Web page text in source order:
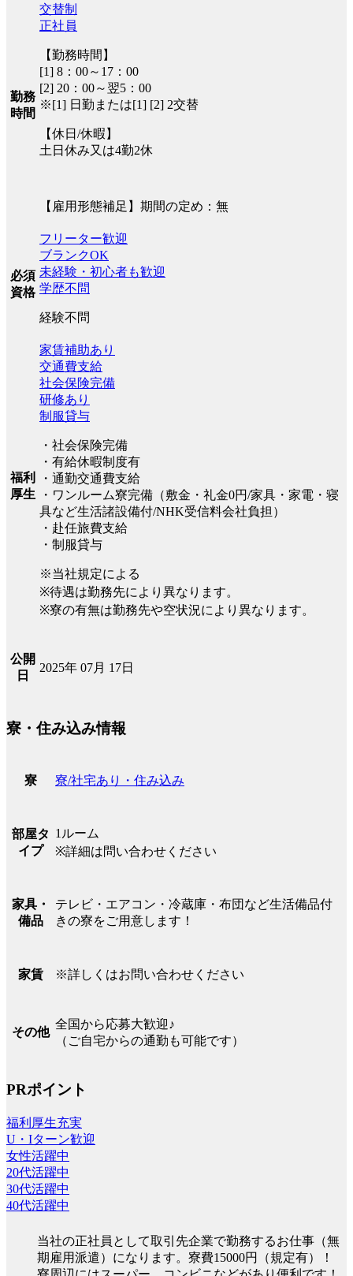
勤務
時間
交替制
正社員
【勤務時間】
[1] 8：00～17：00
[2] 20：00～翌5：00
※[1] 日勤または[1] [2] 2交替
【休日/休暇】
土日休み又は4勤2休
【雇用形態補足】期間の定め：無
必須
資格
フリーター歓迎
ブランクOK
未経験・初心者も歓迎
学歴不問
経験不問
福利
厚生
家賃補助あり
交通費支給
社会保険完備
研修あり
制服貸与
・社会保険完備
・有給休暇制度有
・通勤交通費支給
・ワンルーム寮完備（敷金・礼金0円/家具・家電・寝
具など生活諸設備付/NHK受信料会社負担）
・赴任旅費支給
・制服貸与
※当社規定による
※待遇は勤務先により異なります。
※寮の有無は勤務先や空状況により異なります。
公開
日
2025年 07月 17日
寮・住み込み情報
寮 寮/社宅あり・住み込み
部屋タ
イプ
1ルーム
※詳細は問い合わせください
家具・
備品
テレビ・エアコン・冷蔵庫・布団など生活備品付
きの寮をご用意します！
家賃 ※詳しくはお問い合わせください
その他
全国から応募大歓迎♪
（ご自宅からの通勤も可能です）
PRポイント
福利厚生充実
U・Iターン歓迎
女性活躍中
20代活躍中
30代活躍中
40代活躍中
当社の正社員として取引先企業で勤務するお仕事（無
期雇用派遣）になります。寮費15000円（規定有）！